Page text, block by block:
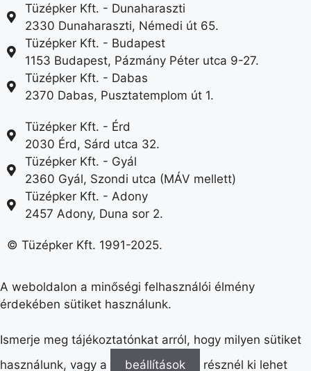
Tüzépker Kft. - Dunaharaszti
2330 Dunaharaszti, Némedi út 65.
Tüzépker Kft. - Budapest
1153 Budapest, Pázmány Péter utca 9-27.
Tüzépker Kft. - Dabas
2370 Dabas, Pusztatemplom út 1.
Tüzépker Kft. - Érd
2030 Érd, Sárd utca 32.
Tüzépker Kft. - Gyál
2360 Gyál, Szondi utca (MÁV mellett)
Tüzépker Kft. - Adony
2457 Adony, Duna sor 2.
© Tüzépker Kft. 1991-2025.
A weboldalon a minőségi felhasználói élmény
érdekében sütiket használunk.
Ismerje meg tájékoztatónkat arról, hogy milyen sütiket
használunk, vagy a
beállítások résznél ki lehet